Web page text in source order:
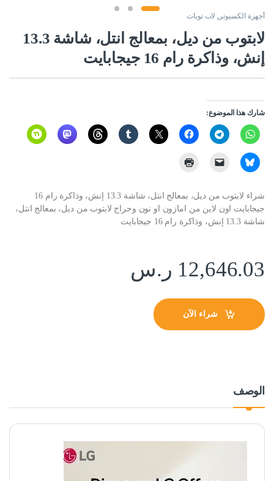
أجهزة الكمبيوتر , لاب توبات
لابتوب من ديل، بمعالج انتل، شاشة 13.3
إنش، وذاكرة رام 16 جيجابايت
شارك هذا الموضوع:
شراء لابتوب من ديل، بمعالج انتل، شاشة 13.3 إنش، وذاكرة رام 16
جيجابايت اون لاين من امازون او نون وحراج لابتوب من ديل، بمعالج انتل،
شاشة 13.3 إنش، وذاكرة رام 16 جيجابايت
12,646.03 ر.س
شراء الآن
الوصف